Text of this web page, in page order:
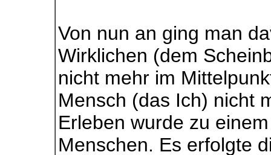
Von nun an ging man
Wirklichen (dem
nicht mehr im
Mensch (das Ich) nicht
Erleben wurde zu
Menschen. Es erfolgte